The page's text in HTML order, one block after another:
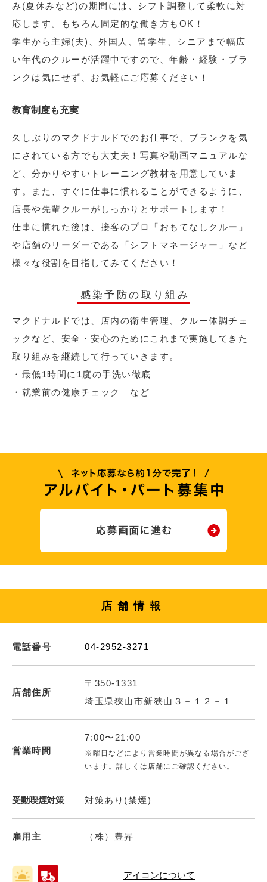
み(夏休みなど)の期間には、シフト調整して柔軟に対
応します。もちろん固定的な働き方もOK！
学生から主婦(夫)、外国人、留学生、シニアまで幅広
い年代のクルーが活躍中ですので、年齢・経験・ブラ
ンクは気にせず、お気軽にご応募ください！
教育制度も充実
久しぶりのマクドナルドでのお仕事で、ブランクを気
にされている方でも大丈夫！写真や動画マニュアルな
ど、分かりやすいトレーニング教材を用意していま
す。また、すぐに仕事に慣れることができるように、
店長や先輩クルーがしっかりとサポートします！
仕事に慣れた後は、接客のプロ「おもてなしクルー」
や店舗のリーダーである「シフトマネージャー」など
様々な役割を目指してみてください！
感染予防の取り組み
マクドナルドでは、店内の衛生管理、クルー体調チェ
ックなど、安全・安心のためにこれまで実施してきた
取り組みを継続して行っていきます。
・最低1時間に1度の手洗い徹底
・就業前の健康チェック など
店舗情報
電話番号 04-2952-3271
店舗住所
〒350-1331
埼玉県狭山市新狭山３－１２－１
営業時間
7:00〜21:00
※曜日などにより営業時間が異なる場合がござ
います。詳しくは店舗にご確認ください。
受動喫煙対策 対策あり(禁煙)
雇用主 （株）豊昇
アイコンについて